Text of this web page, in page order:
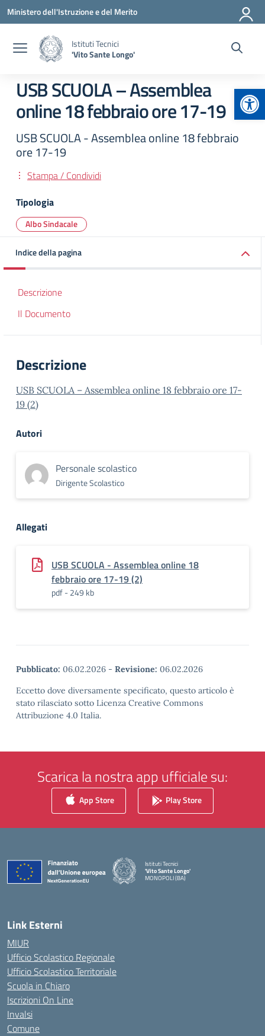
Vai ai contenuti
Vai al menu di navigazione
Vai al footer
Ministero dell'Istruzione e del Merito
Istituti Tecnici
'Vito Sante Longo'
USB SCUOLA – Assemblea
online 18 febbraio ore 17-19
USB SCUOLA - Assemblea online 18 febbraio
ore 17-19
Stampa / Condividi
Tipologia
Albo Sindacale
Indice della pagina
Descrizione
Il Documento
Descrizione
USB SCUOLA – Assemblea online 18 febbraio ore 17-
19 (2)
Autori
Personale scolastico
Dirigente Scolastico
Allegati
USB SCUOLA - Assemblea online 18
febbraio ore 17-19 (2)
pdf - 249 kb
Pubblicato: 06.02.2026 - Revisione: 06.02.2026
Eccetto dove diversamente specificato, questo articolo è
stato rilasciato sotto Licenza Creative Commons
Attribuzione 4.0 Italia.
Scarica la nostra app ufficiale su:
App Store Play Store
Istituti Tecnici
'Vito Sante Longo'
MONOPOLI (BA)
Link Esterni
MIUR
Ufficio Scolastico Regionale
Ufficio Scolastico Territoriale
Scuola in Chiaro
Iscrizioni On Line
Invalsi
Comune